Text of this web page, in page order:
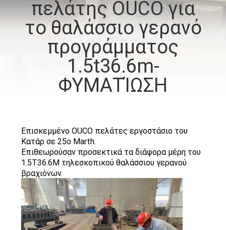
ΕΜΆΣ
ΕΠΙΣΚΈΨΕΙΣ
ΕΡΓΟΣΤΆΣΙΟ
ΠΟΙΌΤΗΤΑΣ
ΕΙΔΉΣΕΙΣ
ΥΠΟΘΈΣΕΙΣ
CONTACT
πελάτης OUCO για
το θαλάσσιο γερανό
προγράμματος
1.5t36.6m-
ΦΥΜΑΤΊΩΣΗ
Επισκεμμένο OUCO πελάτες εργοστάσιο του
Κατάρ σε 25ο Marth.
Επιθεωρούσαν προσεκτικά τα διάφορα μέρη του
1.5T36.6M τηλεσκοπικού θαλάσσιου γερανού
βραχιόνων.